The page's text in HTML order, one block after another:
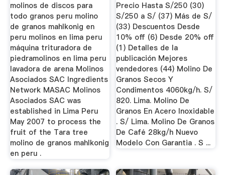
molinos de discos para
todo granos peru molino
de granos mahlkonig en
peru molinos en lima peru
máquina trituradora de
piedramolinos en lima peru
lavadora de arena Molinos
Asociados SAC Ingredients
Network MASAC Molinos
Asociados SAC was
established in Lima Peru
May 2007 to process the
fruit of the Tara tree
molino de granos mahlkonig
en peru .
Precio Hasta S/250 (30)
S/250 a S/ (37) Más de S/
(33) Descuentos Desde
10% off (6) Desde 20% off
(1) Detalles de la
publicación Mejores
vendedores (44) Molino De
Granos Secos Y
Condimentos 4060kg/h. S/
820. Lima. Molino De
Granos En Acero Inoxidable
. S/ Lima. Molino De Granos
De Café 28kg/h Nuevo
Modelo Con Garantia . S ...